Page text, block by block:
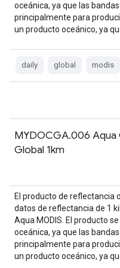
oceánica, ya que las
principalmente para
un producto oceánico, ya
daily global modis
MYDOCGA.006
Global 1km
El producto de reflectancia
datos de reflectancia de 1
Aqua MODIS. El producto
oceánica, ya que las
principalmente para
un producto oceánico, ya